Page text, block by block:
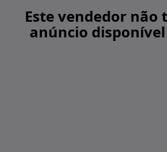
Este vendedor não
anúncio